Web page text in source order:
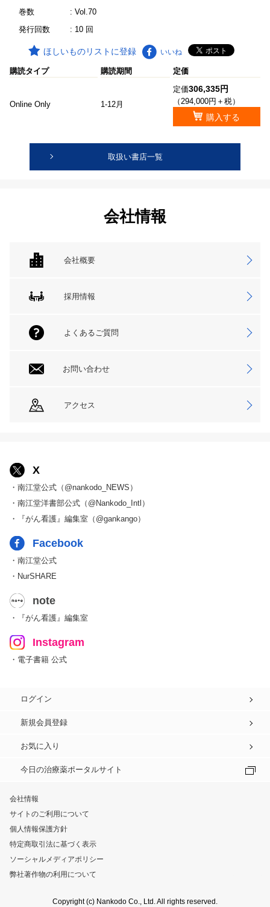
巻数
: Vol.70
発行回数
: 10 回
ほしいものリストに登録 いいね
購読タイプ 購読期間 定価
Online Only 1-12月
定価306,335円
（294,000円＋税）
購入する
取扱い書店一覧
会社情報
会社概要
採用情報
よくあるご質問
お問い合わせ
アクセス
X
・南江堂公式（@nankodo_NEWS）
・南江堂洋書部公式（@Nankodo_Intl）
・『がん看護』編集室（@gankango）
Facebook
・南江堂公式
・NurSHARE
note
・『がん看護』編集室
Instagram
・電子書籍 公式
ログイン
新規会員登録
お気に入り
今日の治療薬ポータルサイト
会社情報
サイトのご利用について
個人情報保護方針
特定商取引法に基づく表示
ソーシャルメディアポリシー
弊社著作物の利用について
Copyright (c) Nankodo Co., Ltd. All rights reserved.